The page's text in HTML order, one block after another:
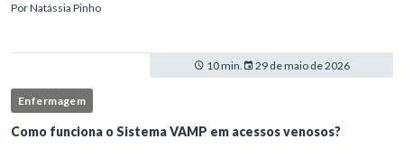
PorNatássia Pinho
10 min. 29 de maio de 2026
Enfermagem
Como funciona o Sistema VAMP em acessos venosos?